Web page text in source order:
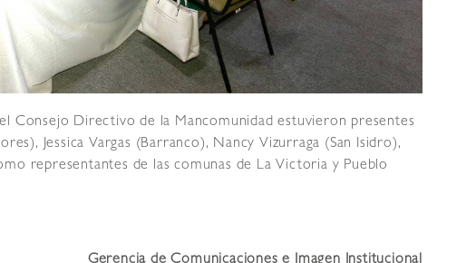
Consejo Directivo de la Mancomunidad estuvieron presentes
Jessica Vargas (Barranco), Nancy Vizurraga (San Isidro),
representantes de las comunas de La Victoria y Pueblo